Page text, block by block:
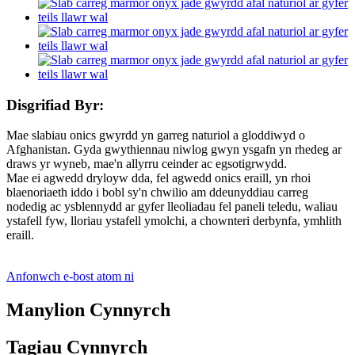
Disgrifiad Byr:
Mae slabiau onics gwyrdd yn garreg naturiol a gloddiwyd o
Afghanistan. Gyda gwythiennau niwlog gwyn ysgafn yn rhedeg ar
draws yr wyneb, mae'n allyrru ceinder ac egsotigrwydd.
Mae ei agwedd dryloyw dda, fel agwedd onics eraill, yn rhoi
blaenoriaeth iddo i bobl sy'n chwilio am ddeunyddiau carreg
nodedig ac ysblennydd ar gyfer lleoliadau fel paneli teledu, waliau
ystafell fyw, lloriau ystafell ymolchi, a chownteri derbynfa, ymhlith
eraill.
Anfonwch e-bost atom ni
Manylion Cynnyrch
Tagiau Cynnyrch